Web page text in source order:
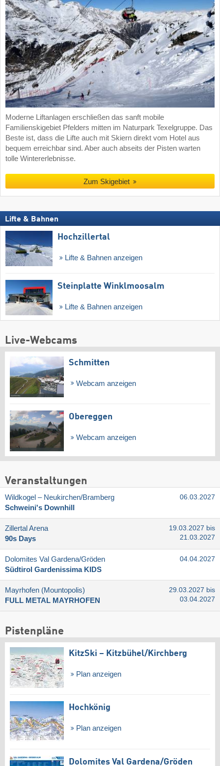
Moderne Liftanlagen erschließen das sanft mobile
Familienskigebiet Pfelders mitten im Naturpark Texelgruppe. Das
Beste ist, dass die Lifte auch mit Skiern direkt vom Hotel aus
bequem erreichbar sind. Aber auch abseits der Pisten warten
tolle Wintererlebnisse.
Zum Skigebiet
Lifte & Bahnen
Hochzillertal
Lifte & Bahnen anzeigen
Steinplatte Winklmoosalm
Lifte & Bahnen anzeigen
Live-Webcams
Schmitten
Webcam anzeigen
Obereggen
Webcam anzeigen
Veranstaltungen
Wildkogel – Neukirchen/​Bramberg
Schweini's Downhill
06.03.2027
Zillertal Arena
90s Days
19.03.2027 bis
21.03.2027
Dolomites Val Gardena/​Gröden
Südtirol Gardenissima KIDS
04.04.2027
Mayrhofen (Mountopolis)
FULL METAL MAYRHOFEN
29.03.2027 bis
03.04.2027
Pistenpläne
KitzSki – Kitzbühel/​Kirchberg
Plan anzeigen
Hochkönig
Plan anzeigen
Dolomites Val Gardena/​Gröden